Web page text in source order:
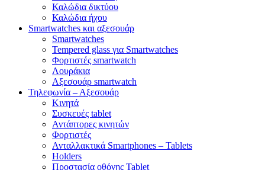
Καλώδια δικτύου
Καλώδια ήχου
Smartwatches και αξεσουάρ
Smartwatches
Tempered glass για Smartwatches
Φορτιστές smartwatch
Λουράκια
Αξεσουάρ smartwatch
Τηλεφωνία – Αξεσουάρ
Κινητά
Συσκευές tablet
Αντάπτορες κινητών
Φορτιστές
Ανταλλακτικά Smartphones – Tablets
Holders
Προστασία οθόνης Tablet